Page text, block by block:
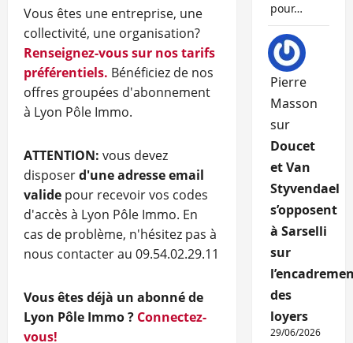
Vous êtes une entreprise, une
collectivité, une organisation?
Renseignez-vous sur nos tarifs
préférentiels. Bénéficiez de nos
offres groupées d'abonnement
à Lyon Pôle Immo.
ATTENTION: vous devez
disposerd'une adresse email
valide pour recevoir vos codes
d'accès à Lyon Pôle Immo. En
cas de problème, n'hésitez pas à
nous contacter au 09.54.02.29.11
Vous êtes déjà un abonné de
Lyon Pôle Immo ? Connectez-
vous!
pour…
Pierre
Masson
sur
Doucet
et Van
Styvendael
s’opposent
à Sarselli
sur
des
loyers
29/06/2026